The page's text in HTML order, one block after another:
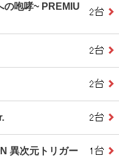
の咆哮~ PREMIU
異次元トリガー